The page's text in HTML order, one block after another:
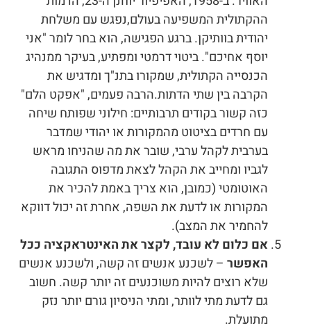
ההקתולית המשפיעה בעולם,נפגש עם משלחת
יהודית בוותיקן. ברגע הפגישה, הוא בחר לומר "אני
יוסף אחיכם". ביטוי דרמטי ומפתיע, בעיקר ממנהיג
הכנסייה הקתולית, שמקורו בתנ"ך ומדגיש את
הקרבה בין שתי הדתות.הרבה פעמים, "אפקט הלם"
כזה קשור בקודים תרבותיים: חילוני שפותח שיחה
עם חרדים בציטוט מהמקורות או יהודי שמדבר
בערבית לקהל ערבי, שובר את מה שהניחו מראש
לגביו ומחייב את הקהל לצאת מדפוס התגובה
האוטומטי (כמובן, הוא צריך באמת להכיר את
המקורות או לדעת את השפה, אחרת זה יכול דווקא
להחמיר את המצב).
אם כלום לא עובד, לקצר את האינטראקציה ככל
האפשר – לשכנע אנשים זה קשה, ולשכנע אנשים
שלא רוצים להיות משוכנעים זה יותר קשה. חשוב
גם לדעת מתי לוותר, ומתי הניסיון גורם יותר נזק
מתועלת.